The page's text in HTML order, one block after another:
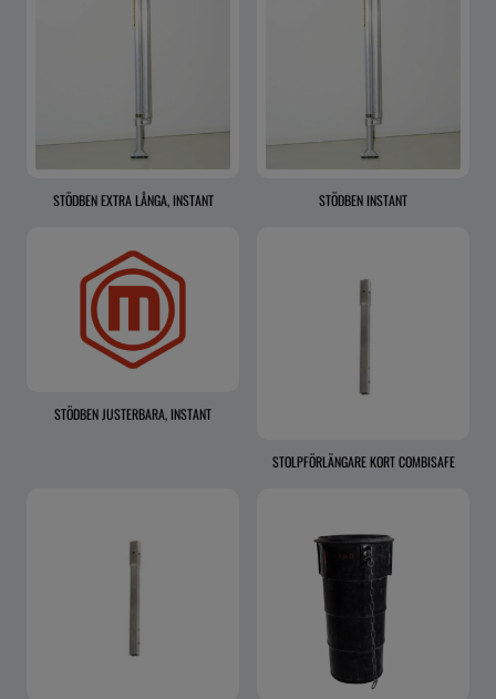
STÖDBEN EXTRA LÅNGA, INSTANT STÖDBEN INSTANT
STÖDBEN JUSTERBARA, INSTANT
STOLPFÖRLÄNGARE KORT COMBISAFE